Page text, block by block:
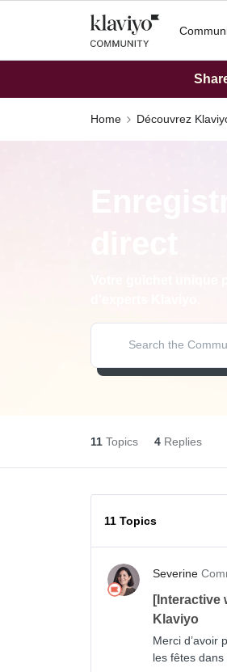
Home Découvrez
11 Topics 4 Replies
11 Topics
Severine
[Interactive
Klaviyo
Merci d’avoir
les fêtes